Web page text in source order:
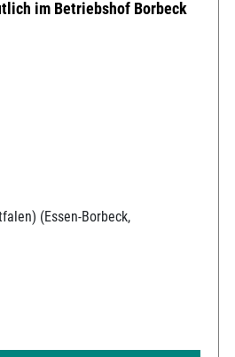
im Betriebshof Borbeck
(Essen-Borbeck,